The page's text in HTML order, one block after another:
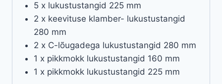
5 x lukustustangid 225 mm
2 x keevituse klamber- lukustustangid
280 mm
2 x C-lõugadega lukustustangid 280 mm
1 x pikkmokk lukustustangid 160 mm
1 x pikkmokk lukustustangid 225 mm